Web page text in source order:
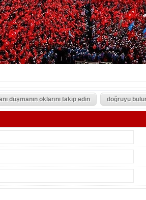
düşmanın oklarını takip edin doğruyu